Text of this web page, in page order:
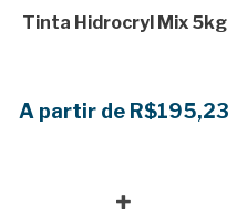
Tinta Hidrocryl Mix 5kg
A partir de R$195,23